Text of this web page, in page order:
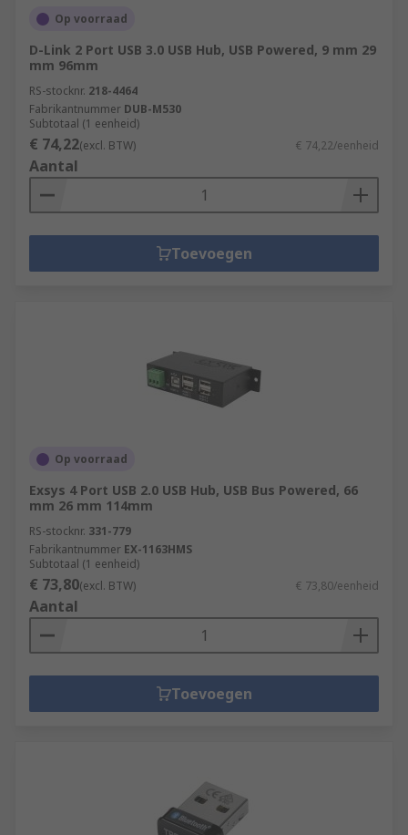
Op voorraad
D-Link 2 Port USB 3.0 USB Hub, USB Powered, 9 mm 29
mm 96mm
RS-stocknr. 218-4464
Fabrikantnummer DUB-M530
Subtotaal (1 eenheid)
€ 74,22(excl. BTW) € 74,22/eenheid
Aantal
Toevoegen
Op voorraad
Exsys 4 Port USB 2.0 USB Hub, USB Bus Powered, 66
mm 26 mm 114mm
RS-stocknr. 331-779
Fabrikantnummer EX-1163HMS
Subtotaal (1 eenheid)
€ 73,80(excl. BTW) € 73,80/eenheid
Aantal
Toevoegen